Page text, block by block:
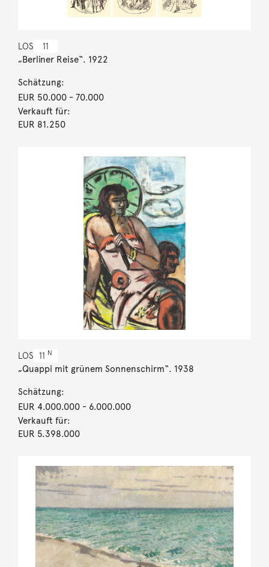
LOS 11
„Berliner Reise“. 1922
Schätzung:
EUR 50.000- 70.000
Verkauft für:
EUR 81.250
LOS 11 N
„Quappi mit grünem Sonnenschirm“. 1938
Schätzung:
EUR 4.000.000- 6.000.000
Verkauft für:
EUR 5.398.000